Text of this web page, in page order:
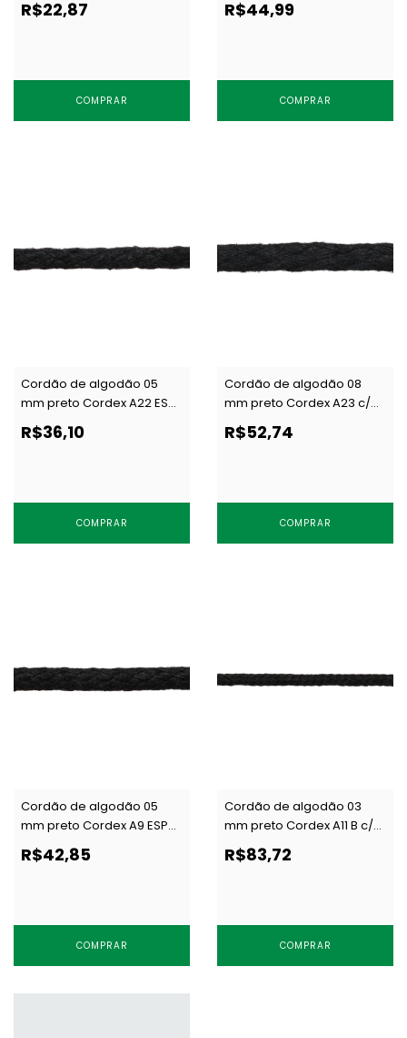
R$22,87
COMPRAR
R$44,99
COMPRAR
Cordão de algodão 05
mm preto Cordex A22 ESP
c/ 50 m
R$36,10
COMPRAR
Cordão de algodão 08
mm preto Cordex A23 c/
50 m
R$52,74
COMPRAR
Cordão de algodão 05
mm preto Cordex A9 ESP
c/ 50 m
R$42,85
COMPRAR
Cordão de algodão 03
mm preto Cordex A11 B c/
200 m
R$83,72
COMPRAR